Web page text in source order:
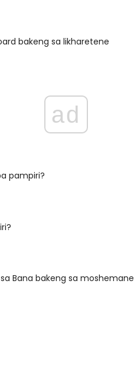
bakeng sa likharetene
ad
pampiri?
Bana bakeng sa moshemane